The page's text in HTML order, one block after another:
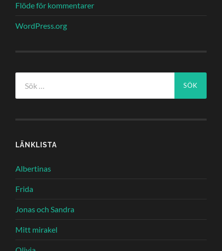
Flöde för kommentarer
WordPress.org
efter:
LÄNKLISTA
Albertinas
Frida
Jonas och Sandra
Mitt mirakel